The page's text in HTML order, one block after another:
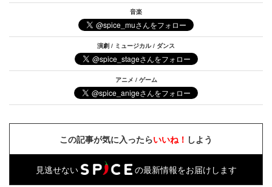
音楽
演劇 / ミュージカル / ダンス
アニメ / ゲーム
この記事が気に入ったらいいね！ しよう
見逃せない の最新情報をお届けします